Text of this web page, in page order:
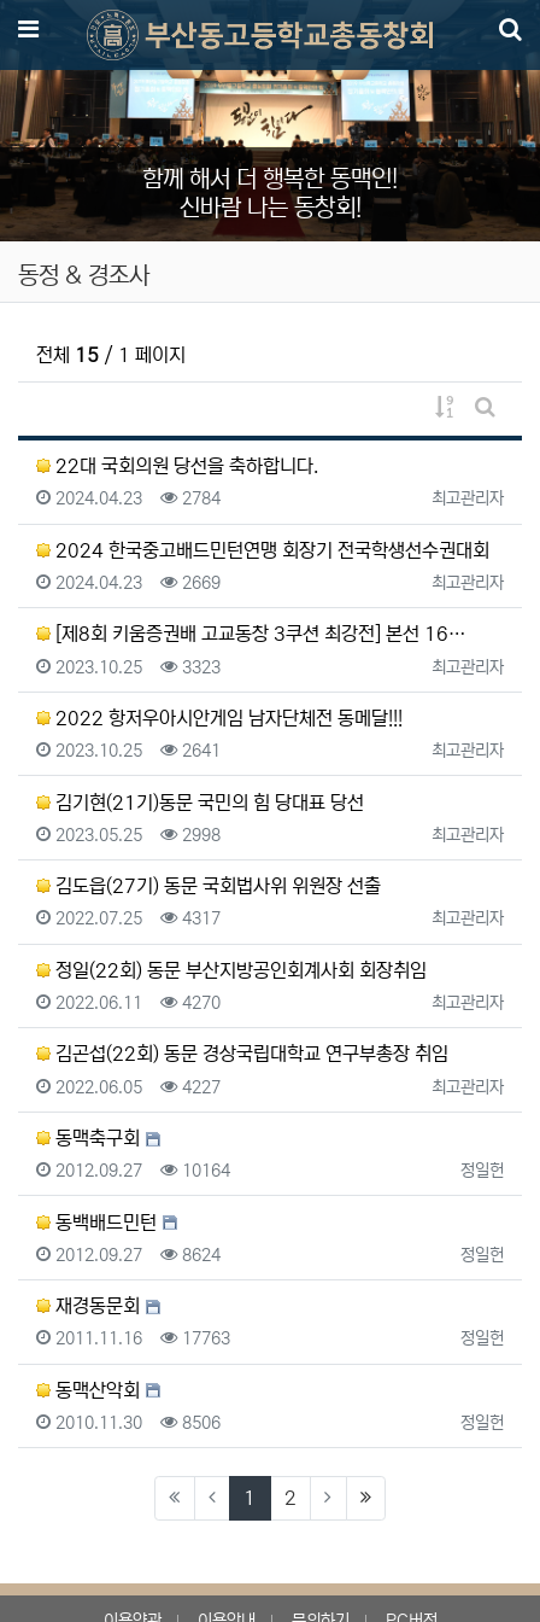
함께 해서 더 행복한 동맥인!
신바람 나는 동창회!
메뉴
동정 & 경조사
전체 15 / 1 페이지
게시물 정렬
게시판
22대 국회의원 당선을 축하합니다.
등록자
최고관리자
등록일
2024.04.23 조회
2784
2024 한국중고배드민턴연맹 회장기 전국학생선수권대회
등록자
최고관리자
등록일
2024.04.23 조회
2669
[제8회 키움증권배 고교동창 3쿠션 최강전] 본선 16…
등록자
최고관리자
등록일
2023.10.25 조회
3323
2022 항저우아시안게임 남자단체전 동메달!!!
등록자
최고관리자
등록일
2023.10.25 조회
2641
김기현(21기)동문 국민의 힘 당대표 당선
등록자
최고관리자
등록일
2023.05.25 조회
2998
김도읍(27기) 동문 국회법사위 위원장 선출
등록자
최고관리자
등록일
2022.07.25 조회
4317
정일(22회) 동문 부산지방공인회계사회 회장취임
등록자
최고관리자
등록일
2022.06.11 조회
4270
김곤섭(22회) 동문 경상국립대학교 연구부총장 취임
등록자
최고관리자
등록일
2022.06.05 조회
4227
동맥축구회
등록자
정일헌
등록일
2012.09.27 조회
10164
동백배드민턴
등록자
정일헌
등록일
2012.09.27 조회
8624
재경동문회
등록자
정일헌
등록일
2011.11.16 조회
17763
동맥산악회
등록자
정일헌
등록일
2010.11.30 조회
8506
1 (current)
2 (last)